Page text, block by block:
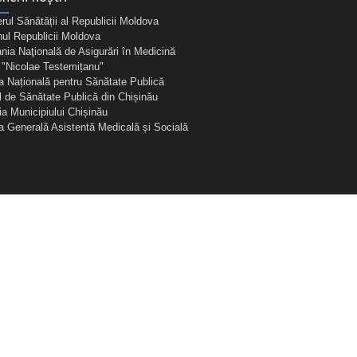
Sănătății al Republicii Moldova
Republicii Moldova
Naţională de Asigurări în Medicină
Testemițanu"
Națională pentru Sănătate Publică
de Sănătate Publică din Chișinău
Municipiului Chișinău
Generală Asistentă Medicală și Socială